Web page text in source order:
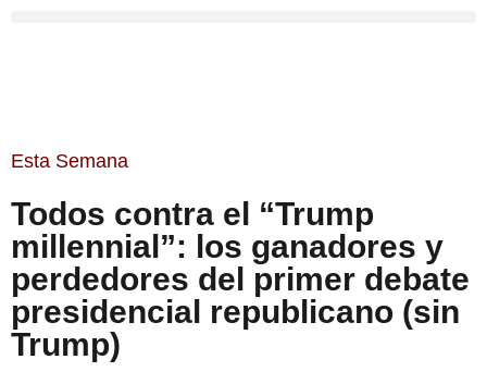
Esta Semana
Todos contra el “Trump
millennial”: los ganadores y
perdedores del primer debate
presidencial republicano (sin
Trump)